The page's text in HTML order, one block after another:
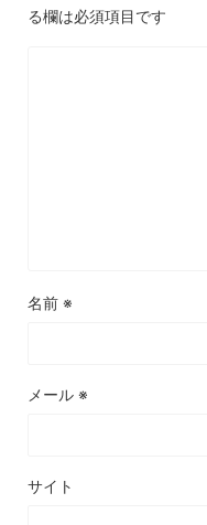
る欄は必須項目です
名前 ※
メール ※
サイト